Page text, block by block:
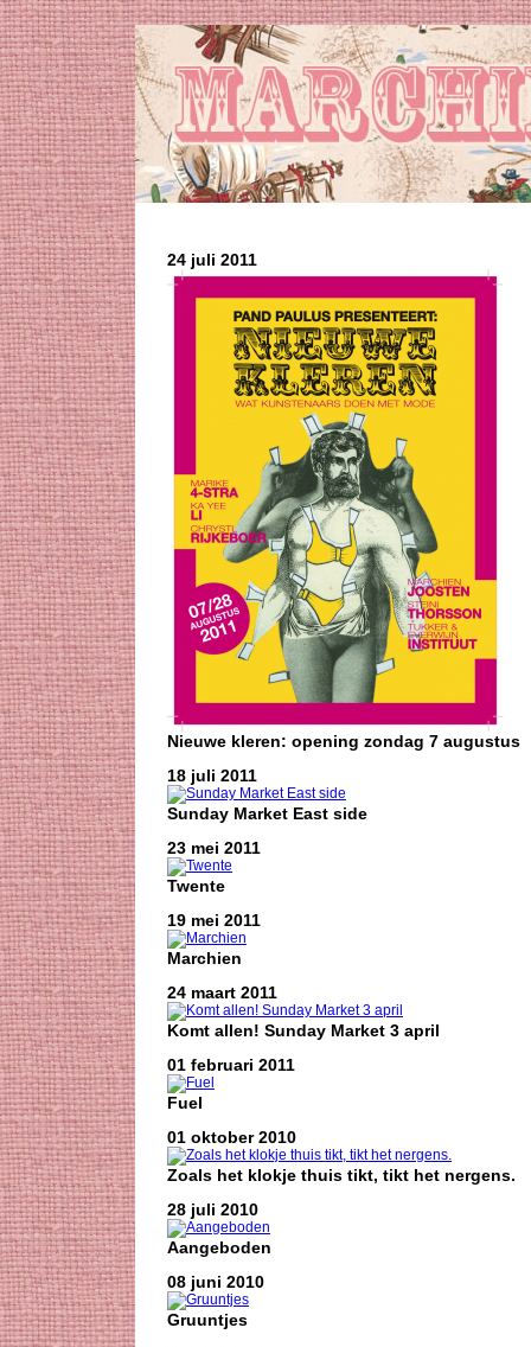
24 juli 2011
Nieuwe kleren: opening zondag 7 augustus
18 juli 2011
Sunday Market East side
23 mei 2011
Twente
19 mei 2011
Marchien
24 maart 2011
Komt allen! Sunday Market 3 april
01 februari 2011
Fuel
01 oktober 2010
Zoals het klokje thuis tikt, tikt het nergens.
28 juli 2010
Aangeboden
08 juni 2010
Gruuntjes